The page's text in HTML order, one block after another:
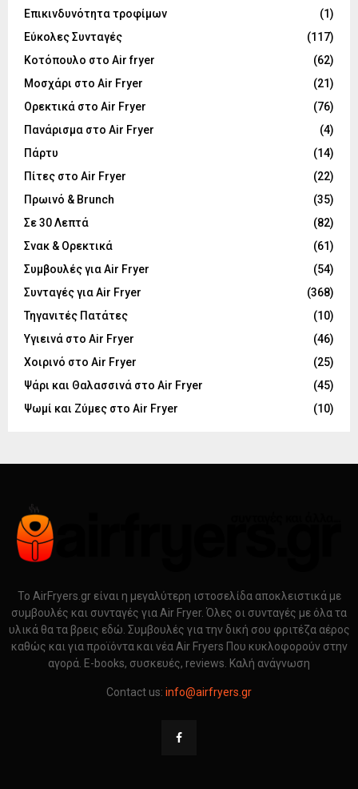
Επικινδυνότητα τροφίμων
(1)
Εύκολες Συνταγές
(117)
Κοτόπουλο στο Air fryer
(62)
Μοσχάρι στο Air Fryer
(21)
Ορεκτικά στο Air Fryer
(76)
Πανάρισμα στο Air Fryer
(4)
Πάρτυ
(14)
Πίτες στο Air Fryer
(22)
Πρωινό & Brunch
(35)
Σε 30 Λεπτά
(82)
Σνακ & Ορεκτικά
(61)
Συμβουλές για Air Fryer
(54)
Συνταγές για Air Fryer
(368)
Τηγανιτές Πατάτες
(10)
Υγιεινά στο Air Fryer
(46)
Χοιρινό στο Air Fryer
(25)
Ψάρι και Θαλασσινά στο Air Fryer
(45)
Ψωμί και Ζύμες στο Air Fryer
(10)
Το AirFryers.gr είναι η μεγαλύτερη ιστοσελίδα αποκλειστικά με
συμβουλές και συνταγές για Air Fryer. Όλες οι συνταγές με όλα τα
υλικά θα τα βρεις εδώ. Συμβουλές για την δική σου φριτέζα αέρος
καθώς και για προϊόντα και νέα Air Fryers Που κυκλοφορούν στην
αγορά. E-books, συσκευές, reviews. Καλή ανάγνωση
Contact us: info@airfryers.gr